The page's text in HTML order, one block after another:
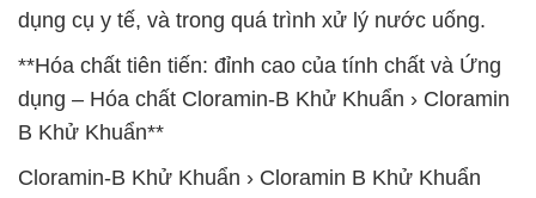
dụng cụ y tế, và trong quá trình xử lý nước uống.
**Hóa chất tiên tiến: đỉnh cao của tính chất và Ứng
dụng – Hóa chất Cloramin-B Khử Khuẩn › Cloramin
B Khử Khuẩn**
Cloramin-B Khử Khuẩn › Cloramin B Khử Khuẩn